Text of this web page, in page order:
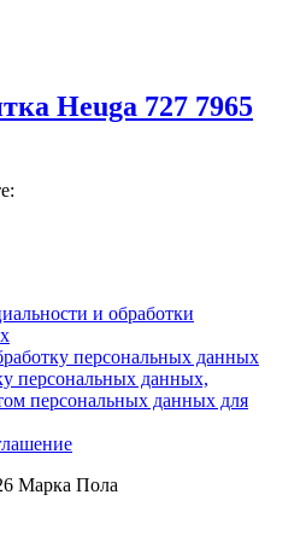
Heuga 727 7965
и обработки
персональных данных
персональных данных,
персональных данных для
Марка Пола